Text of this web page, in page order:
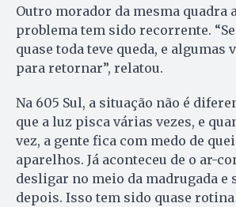
Outro morador da mesma quadra
problema tem sido recorrente.
quase toda teve queda, e algumas
para retornar”, relatou.
Na 605 Sul, a situação não é
que a luz pisca várias vezes, e
vez, a gente fica com medo de
aparelhos. Já aconteceu de o ar-
desligar no meio da madrugada e
depois. Isso tem sido quase